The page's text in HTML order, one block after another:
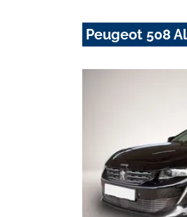
Peugeot 508